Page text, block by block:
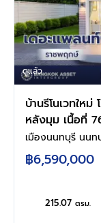
ดูแล้ว
บ้านรีโนเวทให
หลังมุม เนื้อที่
ตร.ม. ฟังก์ชัน 4
คัน บนทำเลศักย
พระราม5, The
สายสีม่วง "สถา
เมืองนนทบุรี นนท
฿6,590,000
215.07 ตรม.